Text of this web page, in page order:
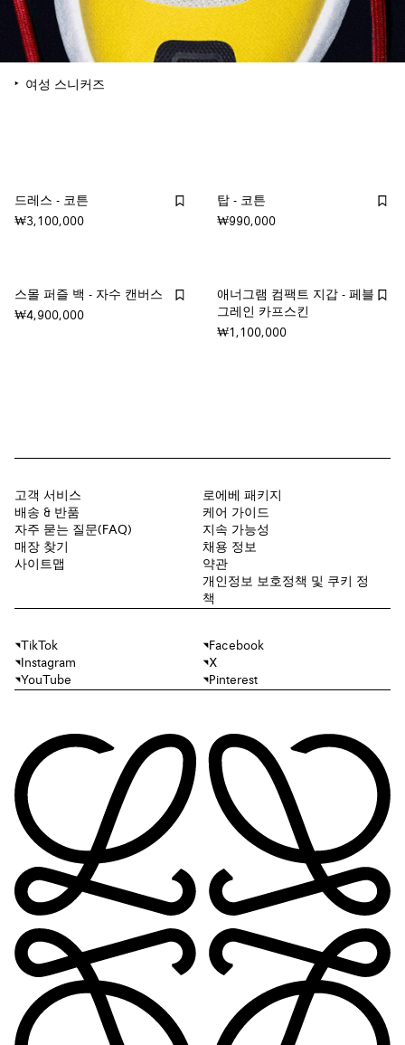
여성 스니커즈
드레스 - 코튼
₩3,100,000
탑 - 코튼
₩990,000
스몰 퍼즐 백 - 자수 캔버스
₩4,900,000
애너그램 컴팩트 지갑 - 페블
그레인 카프스킨
₩1,100,000
고객 서비스
배송 & 반품
자주 묻는 질문(FAQ)
매장 찾기
사이트맵
로에베 패키지
케어 가이드
지속 가능성
채용 정보
약관
개인정보 보호정책 및 쿠키 정
책
TikTok
Facebook
Instagram
X
YouTube
Pinterest